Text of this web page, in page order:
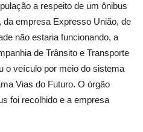
a respeito de um ônibus
empresa Expresso União, de
não estaria funcionando, a
de Trânsito e Transporte
o veículo por meio do sistema
Vias do Futuro. O órgão
foi recolhido e a empresa